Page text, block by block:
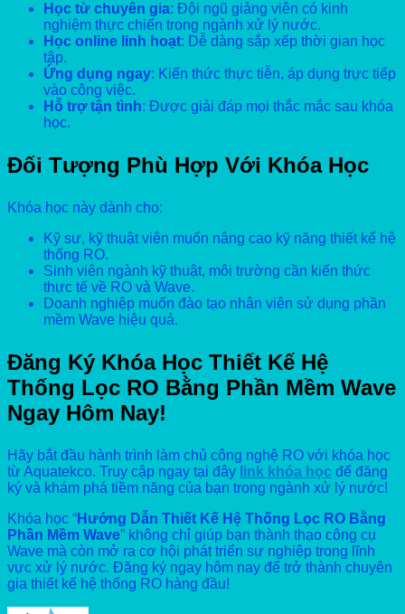
Học từ chuyên gia: Đội ngũ giảng viên có kinh
nghiệm thực chiến trong ngành xử lý nước.
Học online linh hoạt: Dễ dàng sắp xếp thời gian học
tập.
Ứng dụng ngay: Kiến thức thực tiễn, áp dụng trực tiếp
vào công việc.
Hỗ trợ tận tình: Được giải đáp mọi thắc mắc sau khóa
học.
Đối Tượng Phù Hợp Với Khóa Học
Khóa học này dành cho:
Kỹ sư, kỹ thuật viên muốn nâng cao kỹ năng thiết kế hệ
thống RO.
Sinh viên ngành kỹ thuật, môi trường cần kiến thức
thực tế về RO và Wave.
Doanh nghiệp muốn đào tạo nhân viên sử dụng phần
mềm Wave hiệu quả.
Đăng Ký Khóa Học Thiết Kế Hệ
Thống Lọc RO Bằng Phần Mềm Wave
Ngay Hôm Nay!
Hãy bắt đầu hành trình làm chủ công nghệ RO với khóa học
từ Aquatekco. Truy cập ngay tại đây link khóa học để đăng
ký và khám phá tiềm năng của bạn trong ngành xử lý nước!
Khóa học “Hướng Dẫn Thiết Kế Hệ Thống Lọc RO Bằng
Phần Mềm Wave” không chỉ giúp bạn thành thạo công cụ
Wave mà còn mở ra cơ hội phát triển sự nghiệp trong lĩnh
vực xử lý nước. Đăng ký ngay hôm nay để trở thành chuyên
gia thiết kế hệ thống RO hàng đầu!